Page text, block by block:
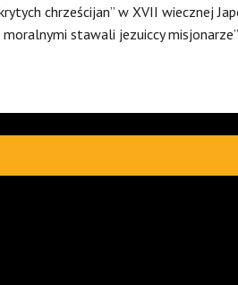
chrześcijan” w XVII wiecznej
stawali jezuiccy misjonarze”